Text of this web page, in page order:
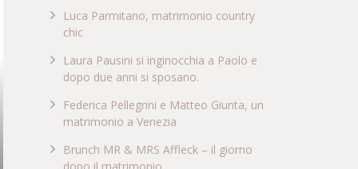
Luca Parmitano, matrimonio country
chic
Laura Pausini si inginocchia a Paolo e
dopo due anni si sposano.
Federica Pellegrini e Matteo Giunta, un
matrimonio a Venezia
Brunch MR & MRS Affleck – il giorno